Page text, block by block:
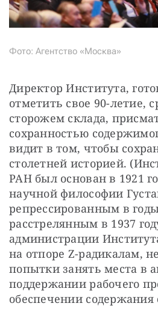
Фото: Агентство «Москва»
Директор Института,
отметить свое 90-летие,
сторожем склада,
сохранностью
видит в том, чтобы
столетней историей.
РАН был основан в 1921
научной философии
репрессированным в
расстрелянным в 1937
администрации
на отпоре Z-радикалам,
попытки занять места в
поддержании рабочего
обеспечении содержания